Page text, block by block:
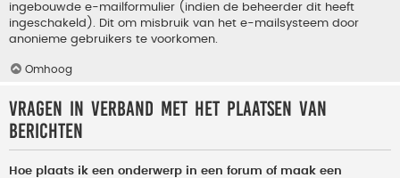
ingebouwde e-mailformulier (indien de beheerder dit heeft
ingeschakeld). Dit om misbruik van het e-mailsysteem door
anonieme gebruikers te voorkomen.
Omhoog
Vragen in verband met het plaatsen van
berichten
Hoe plaats ik een onderwerp in een forum of maak een